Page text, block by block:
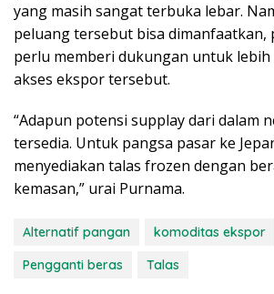
yang masih sangat terbuka lebar.
peluang tersebut bisa dimanfaatkan,
perlu memberi dukungan untuk lebih
akses ekspor tersebut.
“Adapun potensi supplay dari dalam
tersedia. Untuk pangsa pasar ke
menyediakan talas frozen dengan
kemasan,” urai Purnama.
Alternatif pangan komoditas ekspor
Pengganti beras
Talas